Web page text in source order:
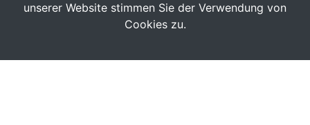
unserer Website stimmen Sie der Verwendung von
Cookies zu.